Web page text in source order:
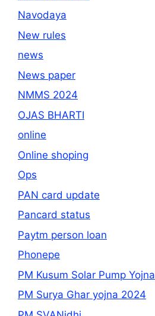
Navodaya
New rules
news
News paper
NMMS 2024
OJAS BHARTI
online
Online shoping
Ops
PAN card update
Pancard status
Paytm person loan
Phonepe
PM Kusum Solar Pump Yojna
PM Surya Ghar yojna 2024